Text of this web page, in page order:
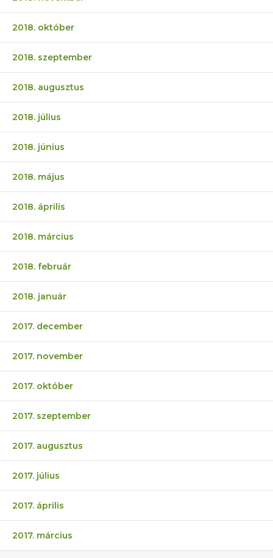
2018. október
2018. szeptember
2018. augusztus
2018. július
2018. június
2018. május
2018. április
2018. március
2018. február
2018. január
2017. december
2017. november
2017. október
2017. szeptember
2017. augusztus
2017. július
2017. április
2017. március